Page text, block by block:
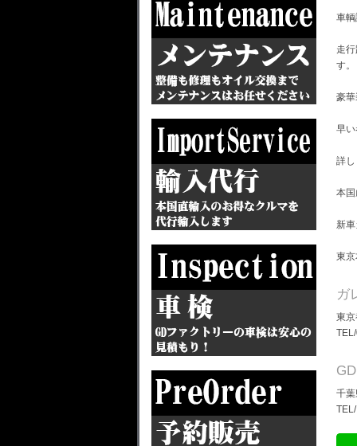
車
走
す。
豪
早
詳
本
新
東
ガ
東
千